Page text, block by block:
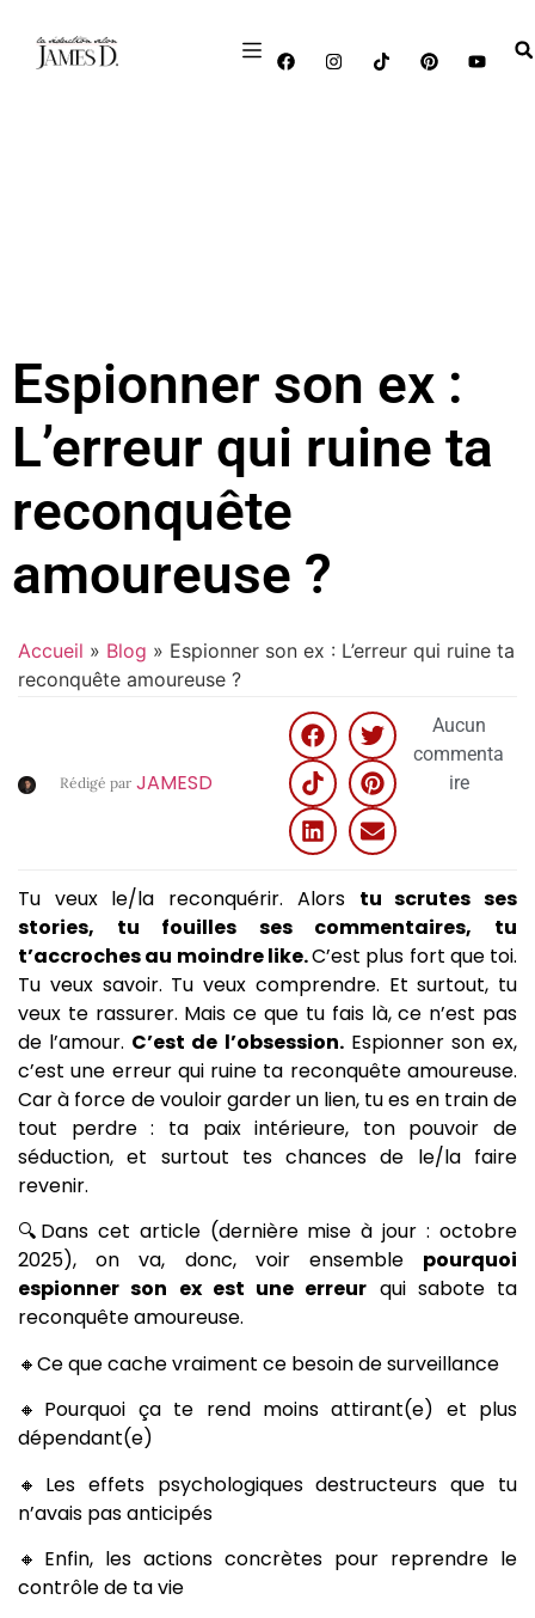
Espionner son ex :
L’erreur qui ruine ta
reconquête
amoureuse ?
Accueil » Blog » Espionner son ex : L’erreur qui ruine ta
reconquête amoureuse ?
Rédigé par JAMESD
Aucun
commenta
ire
Tu veux le/la reconquérir. Alors tu scrutes ses
stories, tu fouilles ses commentaires, tu
t’accroches au moindre like.C’est plus fort que toi.
Tu veux savoir. Tu veux comprendre. Et surtout, tu
veux te rassurer. Mais ce que tu fais là, ce n’est pas
de l’amour. C’est de l’obsession.Espionner son ex,
c’est une erreur qui ruine ta reconquête amoureuse.
Car à force de vouloir garder un lien, tu es en train de
tout perdre : ta paix intérieure, ton pouvoir de
séduction, et surtout tes chances de le/la faire
revenir.
🔍Dans cet article (dernière mise à jour : octobre
2025), on va, donc, voir ensemble pourquoi
espionner son ex est une erreur qui sabote ta
reconquête amoureuse.
🔸Ce que cache vraiment ce besoin de surveillance
🔸Pourquoi ça te rend moins attirant(e) et plus
dépendant(e)
🔸Les effets psychologiques destructeurs que tu
n’avais pas anticipés
🔸Enfin, les actions concrètes pour reprendre le
contrôle de ta vie